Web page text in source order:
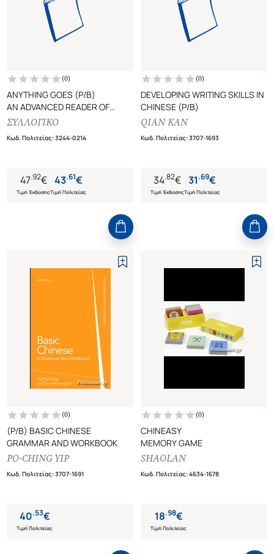
(0)
ANYTHING GOES (P/B)
AN ADVANCED READER OF
MODERN CHINESE
ΣΥΛΛΟΓΙΚΟ
Κωδ. Πολιτείας:3244-0214
47.92€
Τιμή Έκδοσης
43.61€
Τιμή Πολιτείας
(0)
DEVELOPING WRITING SKILLS IN
CHINESE (P/B)
QIAN KAN
Κωδ. Πολιτείας:3707-1693
34.82€
Τιμή Έκδοσης
31.69€
Τιμή Πολιτείας
(0)
(P/B) BASIC CHINESE
GRAMMAR AND WORKBOOK
PO-CHING YIP
Κωδ. Πολιτείας:3707-1691
40.53€
Τιμή Πολιτείας
(0)
CHINEASY
MEMORY GAME
SHAOLAN
Κωδ. Πολιτείας:4634-1678
18.98€
Τιμή Πολιτείας